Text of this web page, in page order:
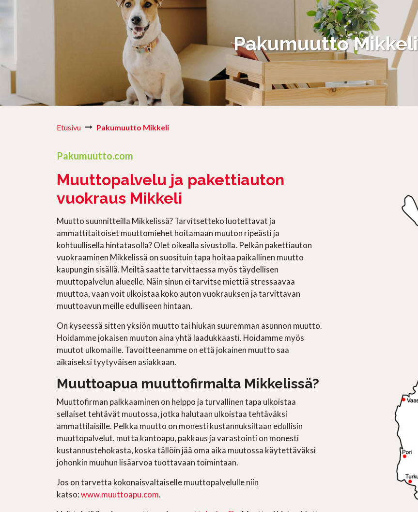
Pakumuutto Mikkeli
Etusivu Pakumuutto Mikkeli
Pakumuutto.com
Muuttopalvelu ja pakettiauton
vuokraus Mikkeli
Muutto suunnitteilla Mikkelissä? Tarvitsetteko luotettavat ja
ammattitaitoiset muuttomiehet hoitamaan muuton ripeästi ja
kohtuullisella hintatasolla? Olet oikealla sivustolla. Pelkän pakettiauton
vuokraaminen Mikkelissä on suosituin tapa hoitaa paikallinen muutto
kaupungin sisällä. Meiltä saatte tarvittaessa myös täydellisen
muuttopalvelun alueelle. Näin sinun ei tarvitse miettiä stressaavaa
muuttoa, vaan voit ulkoistaa koko auton vuokrauksen ja tarvittavan
muuttoavun meille edulliseen hintaan.
On kyseessä sitten yksiön muutto tai hiukan suuremman asunnon muutto.
Hoidamme jokaisen muuton aina yhtä laadukkaasti. Hoidamme myös
muutot ulkomaille. Tavoitteenamme on että jokainen muutto saa
aikaiseksi tyytyväisen asiakkaan.
Muuttoapua muuttofirmalta Mikkelissä?
Muuttofirman palkkaaminen on helppo ja turvallinen tapa ulkoistaa
sellaiset tehtävät muutossa, jotka halutaan ulkoistaa tehtäväksi
ammattilaisille. Pelkka muutto on monesti kustannuksiltaan edullisin
muuttopalvelut, mutta kantoapu, pakkaus ja varastointi on monesti
kustannustehokasta, koska tällöin jää oma aika muutossa käytettäväksi
johonkin muuhun lisäarvoa tuottavaan toimintaan.
Jos on tarvetta kokonaisvaltaiselle muuttopalvelulle niin
katso:www.muuttoapu.com.